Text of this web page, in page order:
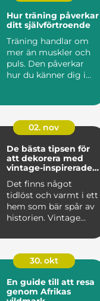
Hur träning påverkar
ditt självförtroende
Träning handlar om
mer än muskler och
puls. Den påverkar
hur du känner dig i
02. nov
De bästa tipsen för
att dekorera med
vintage-inspirerade
Det finns något
tidlöst och varmt i ett
hem som bär spår av
historien. Vintage...
30. okt
En guide till att resa
genom Afrikas